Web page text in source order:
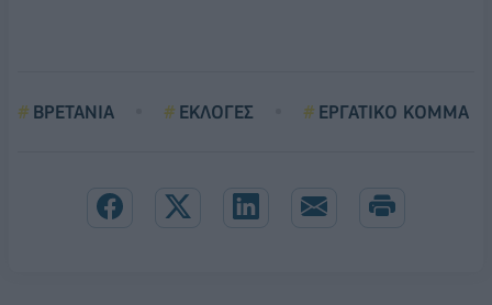
ΒΡΕΤΑΝΙΑ ΕΚΛΟΓΕΣ ΕΡΓΑΤΙΚΟ ΚΟΜΜΑ